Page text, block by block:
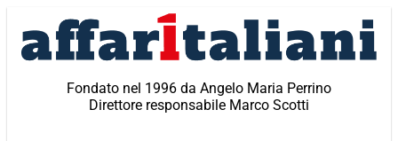
contenuto
Fondato nel 1996 da Angelo Maria Perrino
Direttore responsabile Marco Scotti